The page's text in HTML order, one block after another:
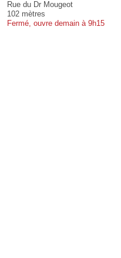
Rue du Dr Mougeot
102 mètres
Fermé, ouvre demain à 9h15